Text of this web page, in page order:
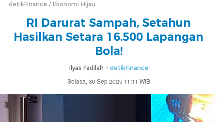
detikFinance Ekonomi Hijau
RI Darurat Sampah, Setahun
Hasilkan Setara 16.500 Lapangan
Bola!
Ilyas Fadilah - detikFinance
Selasa, 30 Sep 2025 11:11 WIB